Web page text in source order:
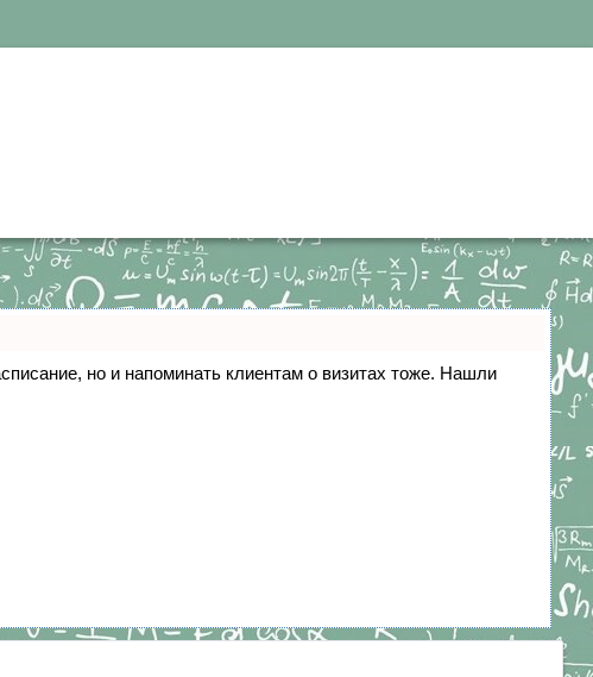
но и напоминать клиентам о визитах тоже. Нашли